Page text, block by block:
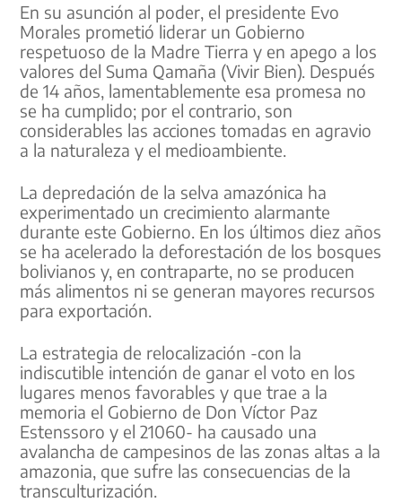
En su asunción al poder, el presidente Evo
Morales prometió liderar un Gobierno
respetuoso de la Madre Tierra y en apego a los
valores del Suma Qamaña (Vivir Bien). Después
de 14 años, lamentablemente esa promesa no
se ha cumplido; por el contrario, son
considerables las acciones tomadas en agravio
a la naturaleza y el medioambiente.
La depredación de la selva amazónica ha
experimentado un crecimiento alarmante
durante este Gobierno. En los últimos diez años
se ha acelerado la deforestación de los bosques
bolivianos y, en contraparte, no se producen
más alimentos ni se generan mayores recursos
para exportación.
La estrategia de relocalización -con la
indiscutible intención de ganar el voto en los
lugares menos favorables y que trae a la
memoria el Gobierno de Don Víctor Paz
Estenssoro y el 21060- ha causado una
avalancha de campesinos de las zonas altas a la
amazonia, que sufre las consecuencias de la
transculturización.